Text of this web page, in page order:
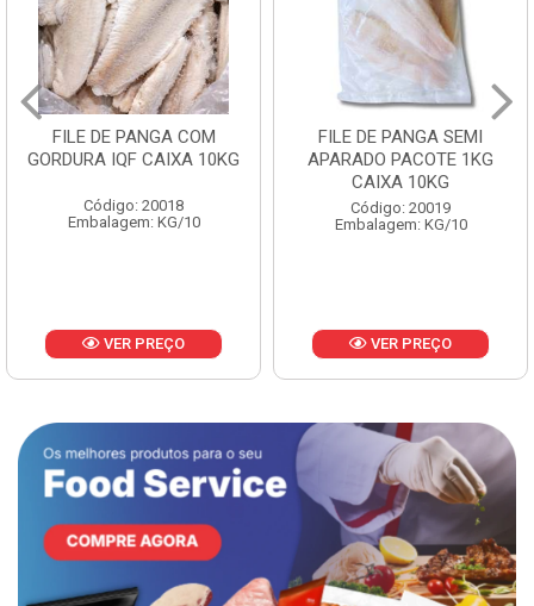
DE PANGA COM
IQF CAIXA 10KG
Código: 20018
KG/10
VER PREÇO
FILE DE PANGA SEMI
APARADO PACOTE 1KG
CAIXA 10KG
Código: 20019
Embalagem: KG/10
VER PREÇO